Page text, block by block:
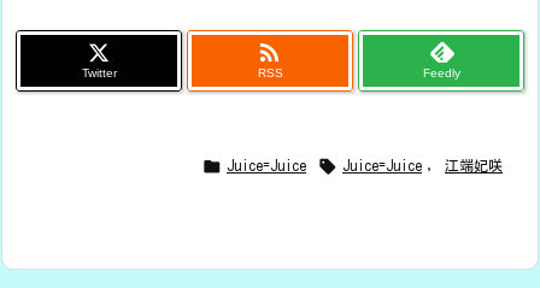
Twitter

RSS Feedly
 Juice=Juice  Juice=Juice , 江端妃咲